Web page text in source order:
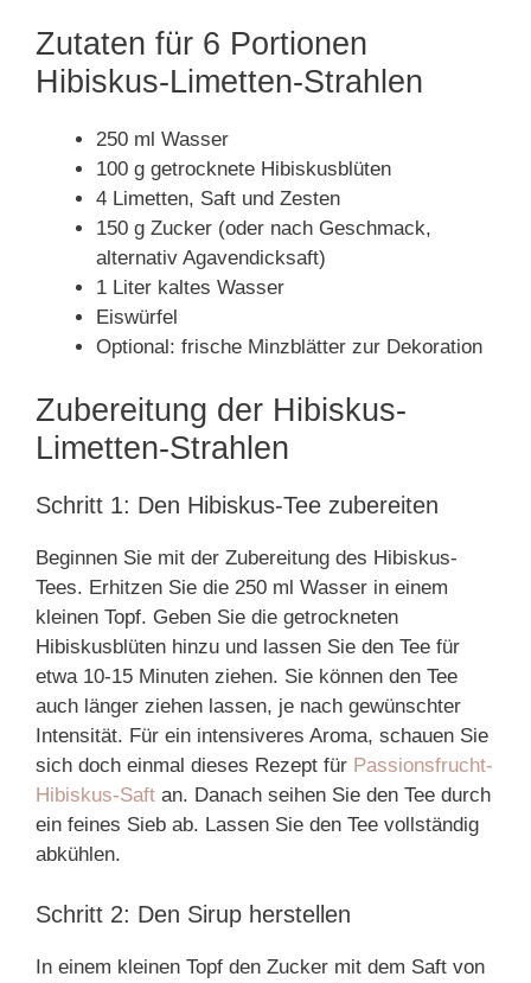
Zutaten für 6 Portionen
Hibiskus-Limetten-Strahlen
250 ml Wasser
100 g getrocknete Hibiskusblüten
4 Limetten, Saft und Zesten
150 g Zucker (oder nach Geschmack,
alternativ Agavendicksaft)
1 Liter kaltes Wasser
Eiswürfel
Optional: frische Minzblätter zur Dekoration
Zubereitung der Hibiskus-
Limetten-Strahlen
Schritt 1: Den Hibiskus-Tee zubereiten
Beginnen Sie mit der Zubereitung des Hibiskus-
Tees. Erhitzen Sie die 250 ml Wasser in einem
kleinen Topf. Geben Sie die getrockneten
Hibiskusblüten hinzu und lassen Sie den Tee für
etwa 10-15 Minuten ziehen. Sie können den Tee
auch länger ziehen lassen, je nach gewünschter
Intensität. Für ein intensiveres Aroma, schauen Sie
sich doch einmal dieses Rezept für Passionsfrucht-
Hibiskus-Saft an. Danach seihen Sie den Tee durch
ein feines Sieb ab. Lassen Sie den Tee vollständig
abkühlen.
Schritt 2: Den Sirup herstellen
In einem kleinen Topf den Zucker mit dem Saft von